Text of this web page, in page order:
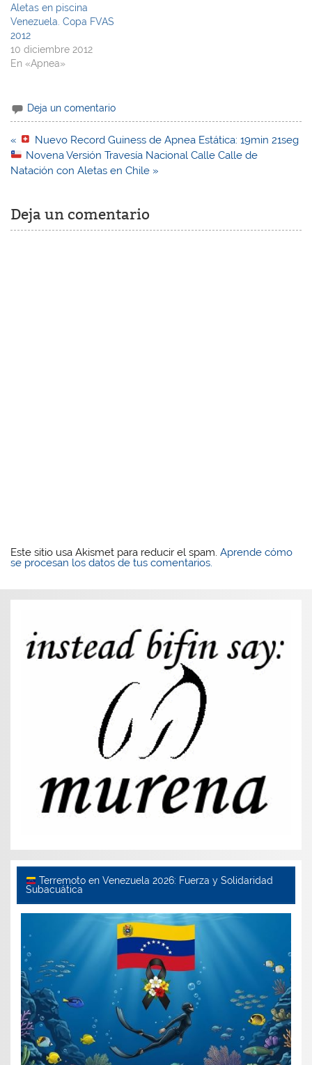
Aletas en piscina
Venezuela. Copa FVAS
2012
10 diciembre 2012
En «Apnea»
Deja un comentario
Navegación
de
entradas
«
Nuevo Record Guiness de Apnea Estática: 19min 21seg
Novena Versión Travesía Nacional Calle Calle de
Natación con Aletas en Chile »
Deja un comentario
Este sitio usa Akismet para reducir el spam.Aprende cómo
se procesan los datos de tus comentarios.
Terremoto en Venezuela 2026: Fuerza y Solidaridad
Subacuática